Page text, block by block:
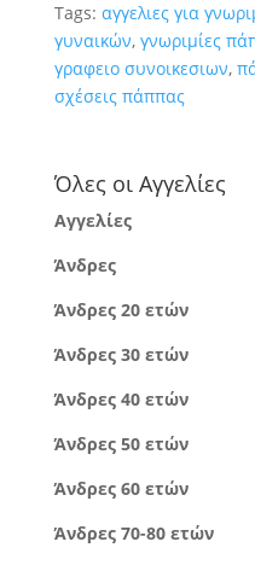
Tags: αγγελιες για
γυναικών, γνωριμίες
γραφειο συνοικεσιων,
σχέσεις πάππας
Όλες οι Αγγελίες
Αγγελίες
Άνδρες
Άνδρες 20 ετών
Άνδρες 30 ετών
Άνδρες 40 ετών
Άνδρες 50 ετών
Άνδρες 60 ετών
Άνδρες 70-80 ετών